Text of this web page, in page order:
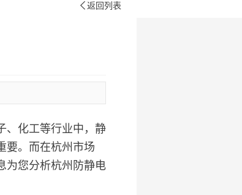
 返回列表
、化工等行业中，静
要。而在杭州市场
为您分析杭州防静电